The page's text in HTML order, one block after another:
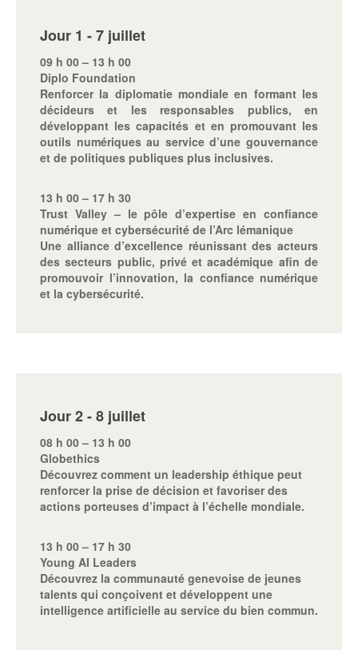
Jour 1 - 7 juillet
09 h 00 – 13 h 00
Diplo Foundation
Renforcer la diplomatie mondiale en formant les
décideurs et les responsables publics, en
développant les capacités et en promouvant les
outils numériques au service d’une gouvernance
et de politiques publiques plus inclusives.
13 h 00 – 17 h 30
Trust Valley – le pôle d’expertise en confiance
numérique et cybersécurité de l’Arc lémanique
Une alliance d’excellence réunissant des acteurs
des secteurs public, privé et académique afin de
promouvoir l’innovation, la confiance numérique
et la cybersécurité.
Jour 2 - 8 juillet
08 h 00 – 13 h 00
Globethics
Découvrez comment un leadership éthique peut
renforcer la prise de décision et favoriser des
actions porteuses d’impact à l’échelle mondiale.
13 h 00 – 17 h 30
Young AI Leaders
Découvrez la communauté genevoise de jeunes
talents qui conçoivent et développent une
intelligence artificielle au service du bien commun.